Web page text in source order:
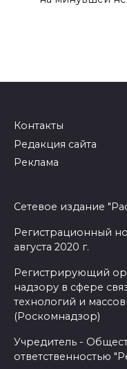
Контакты
Редакция сайта
Реклама
Сетевое издание
Регистрационный
августа 2020 г.
Регистрирующий
надзору в сфере
технологий и
(Роскомнадзор)
Учредитель -
ответственностью